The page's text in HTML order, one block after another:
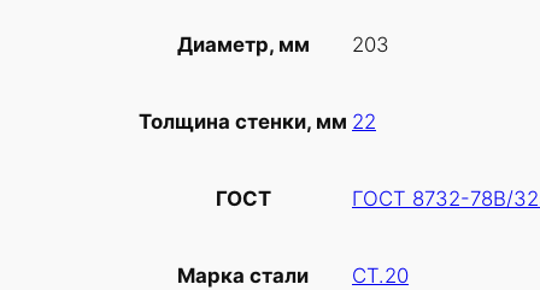
Диаметр, мм 203
Толщина стенки, мм 22
ГОСТ ГОСТ 8732-78В/
Марка стали СТ.20